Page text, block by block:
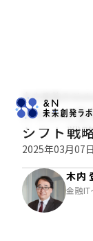
木内登英の
iPhone生
シフト戦
2025年03月07日
木内
金融IT